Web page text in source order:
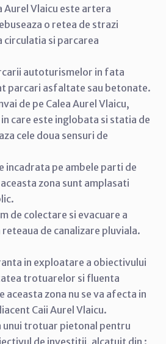
Aurel Vlaicu este artera
o retea de strazi
si parcarea
autoturismelor in fata
parcari asfaltate sau betonate.
de pe Calea Aurel Vlaicu,
care este inglobata si statia de
cele doua sensuri de
incadrata pe ambele parti de
zona sunt amplasati
de colectare si evacuare a
de canalizare pluviala.
in exploatare a obiectivului
trotuarelor si fluenta
aceasta zona nu se va afecta in
Caii Aurel Vlaicu.
unui trotuar pietonal pentru
de investitii, alcatuit din :